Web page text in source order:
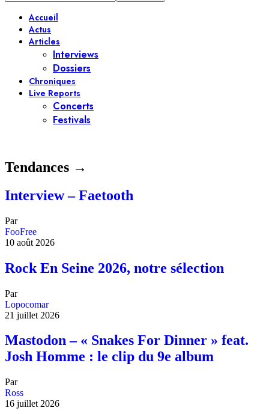
Accueil
Actus
Articles
Interviews
Dossiers
Chroniques
Live Reports
Concerts
Festivals
Tendances →
Interview – Faetooth
Par
FooFree
10 août 2026
Rock En Seine 2026, notre sélection
Par
Lopocomar
21 juillet 2026
Mastodon – « Snakes For Dinner » feat.
Josh Homme : le clip du 9e album
Par
Ross
16 juillet 2026